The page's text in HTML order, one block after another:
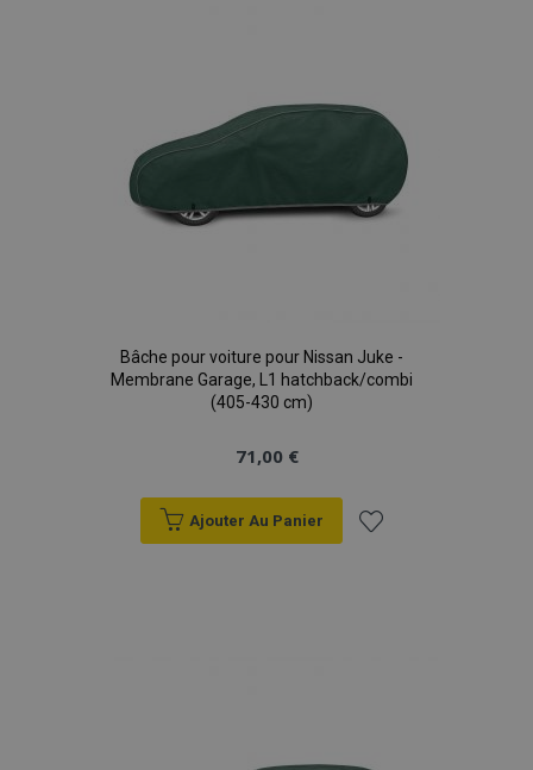
Bâche pour voiture pour Nissan Juke -
Membrane Garage, L1 hatchback/combi
(405-430 cm)
71,00 €
Ajouter Au Panier